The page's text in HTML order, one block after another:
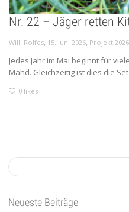
Nr. 22 – Jäger retten
Willi Rolfes, 15. Juni 2026, Projekt 2026
Jedes Jahr im Mai beginnt für
Mahd. Gleichzeitig ist dies die
0 likes
Neueste Beiträge